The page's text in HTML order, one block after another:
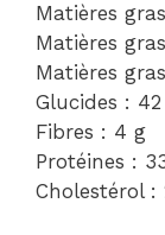
Matières
Matières
Matières
Glucides :
Fibres : 4 g
Protéines :
Cholestérol :